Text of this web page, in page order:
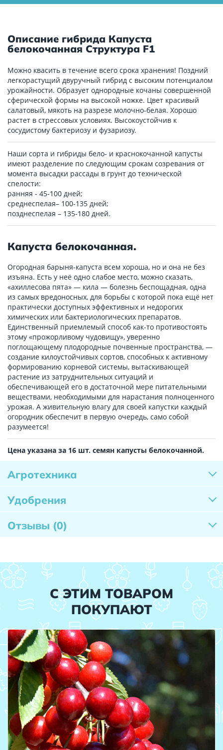
Описание гибрида Капуста
белокочанная Структура F1
Можно квасить в течение всего срока хранения! Поздний
легкорастущий двуручный гибрид с высоким потенциалом
урожайности. Образует однородные кочаны совершенной
сферической формы на высокой ножке. Цвет красивый
салатовый, мякоть на разрезе молочно-белая. Хорошо
растет в стрессовых условиях. Высокоустойчив к
сосудистому бактериозу и фузариозу.
Наши сорта и гибриды бело- и краснокочанной капусты
имеют разделение по следующим срокам созревания от
момента высадки рассады в грунт до технической
спелости:
ранняя - 45-100 дней;
среднеспелая– 100-135 дней;
позднеспелая – 135-180 дней.
Капуста белокочанная.
Огородная барыня-капуста всем хороша, но и она не без
изъяна. Есть у неё одно слабое место, можно сказать,
«ахиллесова пята» — кила — болезнь беспощадная, одна
из самых вредоносных, для борьбы с которой пока ещё нет
практически доступных эффективных и недорогих
химических или бактериологических препаратов.
Единственный приемлемый способ как-то противостоять
этому «прожорливому чудовищу», уверенно
поглощающему плодородные почвенные пространства, —
создание килоустойчивых сортов, способных к активному
формированию корневой системы, вытаскивающей
растение из затруднительных ситуаций и
обеспечивающей его в достаточной мере питательными
веществами, необходимыми для нарастания полноценного
урожая. А живительную влагу для своей капустки каждый
огородник обеспечит в первую очередь, само собой
разумеется!
Цена указана за 16 шт. семян капусты белокочанной.
Агротехника
Удобрения
Отзывы (0)
С ЭТИМ ТОВАРОМ
ПОКУПАЮТ